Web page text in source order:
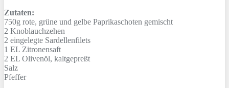
Zutaten:
750g rote, grüne und gelbe Paprikaschoten gemischt
2 Knoblauchzehen
2 eingelegte Sardellenfilets
1 EL Zitronensaft
2 EL Olivenöl, kaltgepreßt
Salz
Pfeffer